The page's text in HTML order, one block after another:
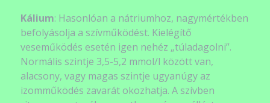
Kálium: Hasonlóan a nátriumhoz, nagymértékben
befolyásolja a szívműködést. Kielégítő
veseműködés esetén igen nehéz „túladagolni”.
Normális szintje 3,5-5,2 mmol/l között van,
alacsony, vagy magas szintje ugyanúgy az
izomműködés zavarát okozhatja. A szívben